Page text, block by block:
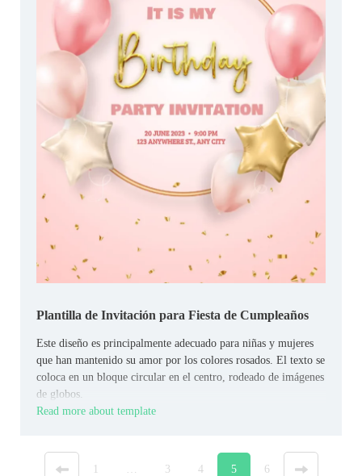
Plantilla de Invitación para Fiesta de Cumpleaños
Este diseño es principalmente adecuado para niñas y mujeres
que han mantenido su amor por los colores rosados. El texto se
coloca en un bloque circular en el centro, rodeado de imágenes
de globos.
Read more about template
« … 3 4 5 6 »